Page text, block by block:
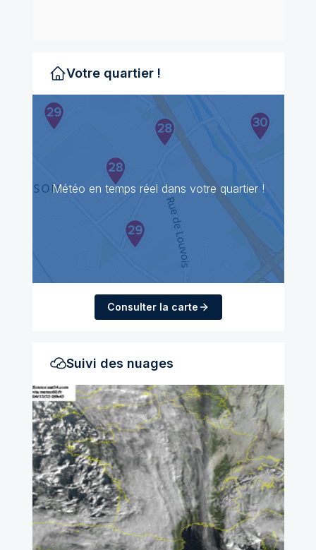
Votre quartier !
Météo en temps réel dans votre quartier !
Consulter la carte
Suivi des nuages